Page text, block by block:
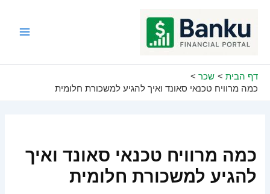
דף הבית
שכר
כמה מרוויח טכנאי סאונד ואיך להגיע למשכורת חלומית
כמה מרוויח טכנאי סאונד ואיך
להגיע למשכורת חלומית